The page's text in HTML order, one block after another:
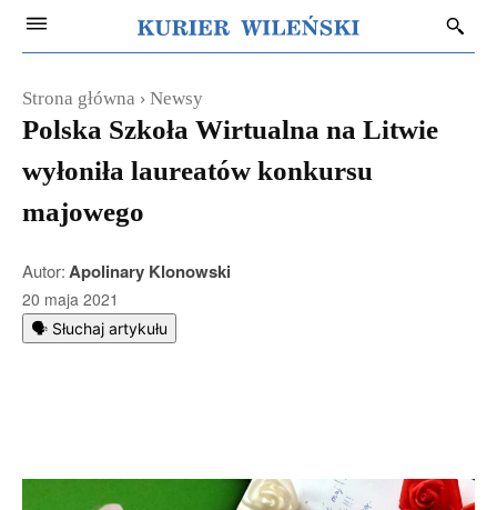
Strona główna Newsy
Polska Szkoła Wirtualna na Litwie
wyłoniła laureatów konkursu
majowego
Autor:Apolinary Klonowski
20 maja 2021
🗣️ Słuchaj artykułu